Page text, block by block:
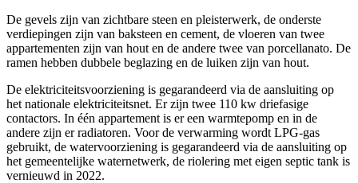
De gevels zijn van zichtbare steen en pleisterwerk, de onderste
verdiepingen zijn van baksteen en cement, de vloeren van twee
appartementen zijn van hout en de andere twee van porcellanato. De
ramen hebben dubbele beglazing en de luiken zijn van hout.
De elektriciteitsvoorziening is gegarandeerd via de aansluiting op
het nationale elektriciteitsnet. Er zijn twee 110 kw driefasige
contactors. In één appartement is er een warmtepomp en in de
andere zijn er radiatoren. Voor de verwarming wordt LPG-gas
gebruikt, de watervoorziening is gegarandeerd via de aansluiting op
het gemeentelijke waternetwerk, de riolering met eigen septic tank is
vernieuwd in 2022.